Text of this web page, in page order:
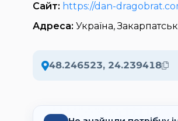
Сайт: https://dan-
Адреса: Україна,
48.246523, 24.239418